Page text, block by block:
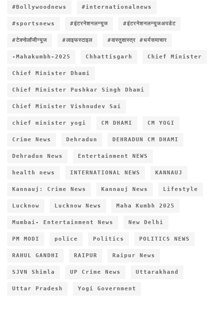
#Bollywoodnews #internationalnews
#sportsnews #इंटरनेशनलन्यूज #इंटरनेशनलन्यूजअपडेट
#टेक्नोलॉजीन्यूज #लाइफस्टाइल #वास्तुशास्त्र #धर्मसमाचार
-Mahakumbh-2025 Chhattisgarh Chief Minister
Chief Minister Dhami
Chief Minister Pushkar Singh Dhami
Chief Minister Vishnudev Sai
chief minister yogi CM DHAMI CM YOGI
Crime News Dehradun DEHRADUN CM DHAMI
Dehradun News Entertainment NEWS
health news INTERNATIONAL NEWS KANNAUJ
Kannauj: Crime News Kannauj News Lifestyle
Lucknow Lucknow News Maha Kumbh 2025
Mumbai- Entertainment News New Delhi
PM MODI police Politics POLITICS NEWS
RAHUL GANDHI RAIPUR Raipur News
SJVN Shimla UP Crime News Uttarakhand
Uttar Pradesh Yogi Government